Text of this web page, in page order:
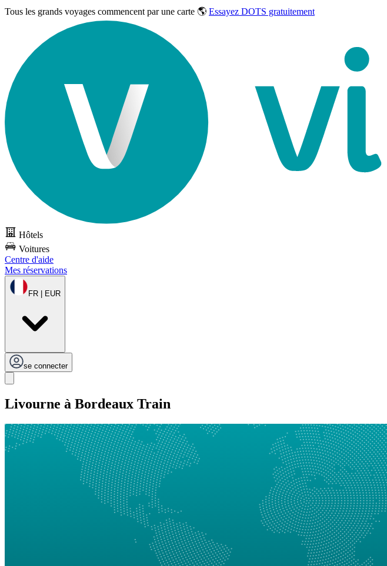
Tous les grands voyages commencent par une carte 🌎 Essayez DOTS gratuitement
Hôtels
Voitures
Centre d'aide
Mes réservations
FR | EUR
se connecter
Livourne à Bordeaux Train